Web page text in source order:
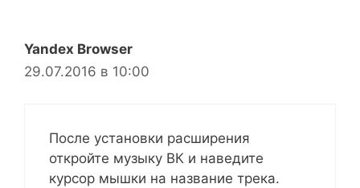
Yandex Browser
29.07.2016 в 10:00
После установки расширения
откройте музыку ВК и наведите
курсор мышки на название трека.